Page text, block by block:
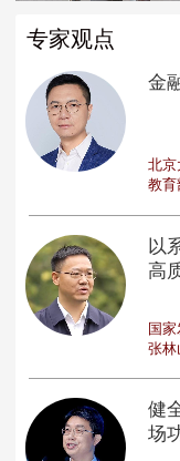
专家观点
金
北京
教育
以
高
国
张林
健
场